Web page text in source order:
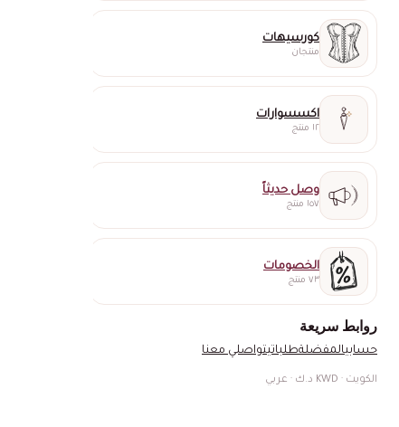
كورسيهات
منتجان
اكسسوارات
١٢ منتج
وصل حديثاً
١٥٧ منتج
الخصومات
٧٣ منتج
روابط سريعة
حسابيالمفضلةطلباتيتواصلي معنا
الكويت · KWD د.ك · عربي